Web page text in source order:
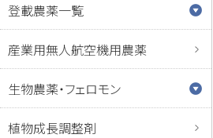
登載農薬一覧
産業用無人航空機用農薬
生物農薬・フェロモン
植物成長調整剤